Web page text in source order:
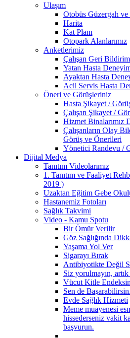
Ulaşım
Otobüs Güzergah
Harita
Kat Planı
Otopark Alanlarımız
Anketlerimiz
Çalışan Geri
Yatan Hasta
Ayaktan Hasta
Acil Servis Hasta
Öneri ve Görüşleriniz
Hasta Şikayet /
Çalışan Şikayet /
Hizmet Binalarımız
Çalışanların Olay
Görüş ve Önerileri
Yönetici Randevu /
Dijital Medya
Tanıtım Videolarımız
1. Tanıtım ve Faaliyet
2019 )
Uzaktan Eğitim Gebe
Hastanemiz Fotoları
Sağlık Takvimi
Video - Kamu Spotu
Bir Ömür Verilir
Göz Sağlığında
Yaşama Yol Ver
Sigarayı Bırak
Antibiyotikte Değil
Siz yorulmayın,
Vücut Kitle
Sen de Başarabilirsin.
Evde Sağlık Hizmeti
Meme muayenesi
hissederseniz vakit
başvurun.